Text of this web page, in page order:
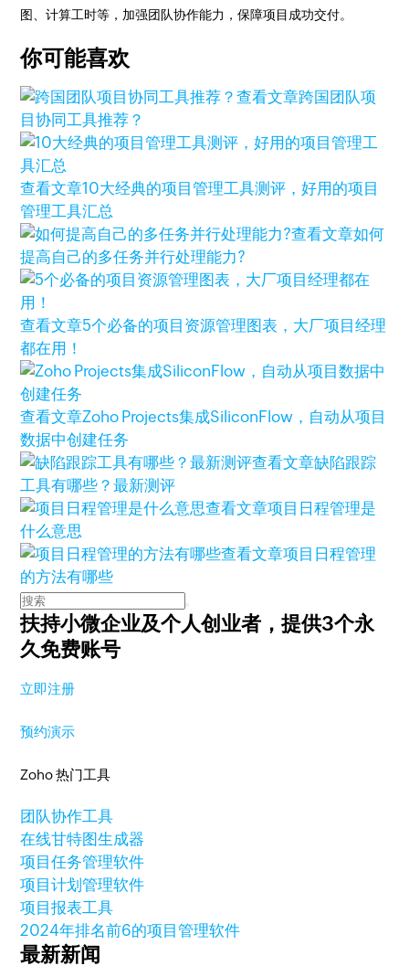
图、计算工时等，加强团队协作能力，保障项目成功交付。
你可能喜欢
查看文章跨国团队项
目协同工具推荐？
查看文章10大经典的项目管理工具测评，好用的项目
管理工具汇总
查看文章如何
提高自己的多任务并行处理能力?
查看文章5个必备的项目资源管理图表，大厂项目经理
都在用！
查看文章Zoho Projects集成SiliconFlow，自动从项目
数据中创建任务
查看文章缺陷跟踪
工具有哪些？最新测评
查看文章项目日程管理是
什么意思
查看文章项目日程管理
的方法有哪些
扶持小微企业及个人创业者，提供3个永
久免费账号
立即注册
预约演示
Zoho 热门工具
团队协作工具
在线甘特图生成器
项目任务管理软件
项目计划管理软件
项目报表工具
2024年排名前6的项目管理软件
最新新闻